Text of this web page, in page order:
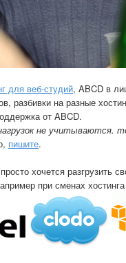
для веб-студий, ABCD в
разбивки на разные
от ABCD.
не учитываются.
пишите.
хочется разгрузить
при сменах